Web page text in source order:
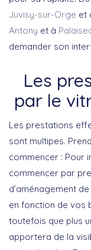
Juvisy-sur-Orge et
Antony et à
demander son
Les
par le
Les prestations
sont multipes.
commencer : Pour
commencer par
d’aménagement
en fonction de vos
toutefois que plus
apportera de la